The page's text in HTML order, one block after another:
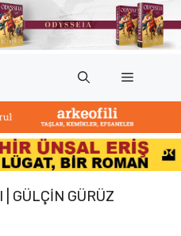
Menü
| GÜLÇIN GÜRÜZ